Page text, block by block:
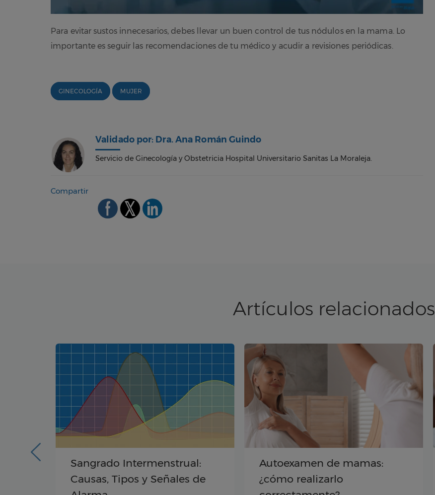
Para evitar sustos innecesarios, debes llevar un buen control de tus nódulos en la mama. Lo
importante es seguir las recomendaciones de tu médico y acudir a revisiones periódicas.
GINECOLOGÍA MUJER
Validado por: Dra. Ana Román Guindo
Servicio de Ginecología y Obstetricia Hospital Universitario Sanitas La Moraleja.
Compartir
Artículos relacionados
Sangrado Intermenstrual:
Causas, Tipos y Señales de
Autoexamen de mamas:
¿cómo realizarlo